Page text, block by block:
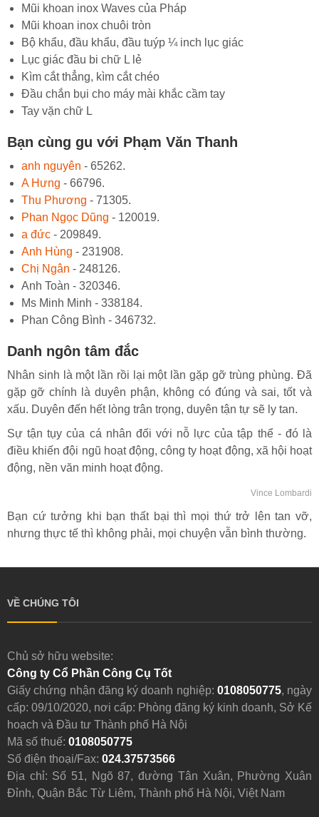
Mũi khoan inox Waves của Pháp
Mũi khoan inox chuôi tròn
Bộ khẩu, đầu khẩu, đầu tuýp ¼ inch lục giác
Lục giác đầu bi chữ L lẻ
Kìm cắt thẳng, kìm cắt chéo
Đầu chắn bụi cho máy mài khắc cầm tay
Tay vặn chữ L
Bạn cùng gu với Phạm Văn Thanh
anh nguyên - 65262.
A Hưng - 66796.
Thu Phương - 71305.
Phan Ngọc Dũng - 120019.
a đức - 209849.
Anh Hùng - 231908.
Chị Ngân - 248126.
Anh Toàn - 320346.
Ms Minh Minh - 338184.
Phan Công Bình - 346732.
Danh ngôn tâm đắc
Nhân sinh là một lần rồi lại một lần gặp gỡ trùng phùng. Đã
gặp gỡ chính là duyên phận, không có đúng và sai, tốt và
xấu. Duyên đến hết lòng trân trọng, duyên tận tự sẽ ly tan.
Sự tận tụy của cá nhân đối với nỗ lực của tập thể - đó là
điều khiến đội ngũ hoạt động, công ty hoạt động, xã hội hoạt
động, nền văn minh hoạt động.
Vince Lombardi
Bạn cứ tưởng khi bạn thất bại thì mọi thứ trở lên tan vỡ,
nhưng thực tế thì không phải, mọi chuyện vẫn bình thường.
VỀ CHÚNG TÔI
Chủ sở hữu website:
Công ty Cổ Phần Công Cụ Tốt
Giấy chứng nhận đăng ký doanh nghiệp: 0108050775, ngày
cấp: 09/10/2020, nơi cấp: Phòng đăng ký kinh doanh, Sở Kế
hoạch và Đầu tư Thành phố Hà Nội
Mã số thuế: 0108050775
Số điện thoại/Fax: 024.37573566
Địa chỉ: Số 51, Ngõ 87, đường Tân Xuân, Phường Xuân
Đỉnh, Quận Bắc Từ Liêm, Thành phố Hà Nội, Việt Nam